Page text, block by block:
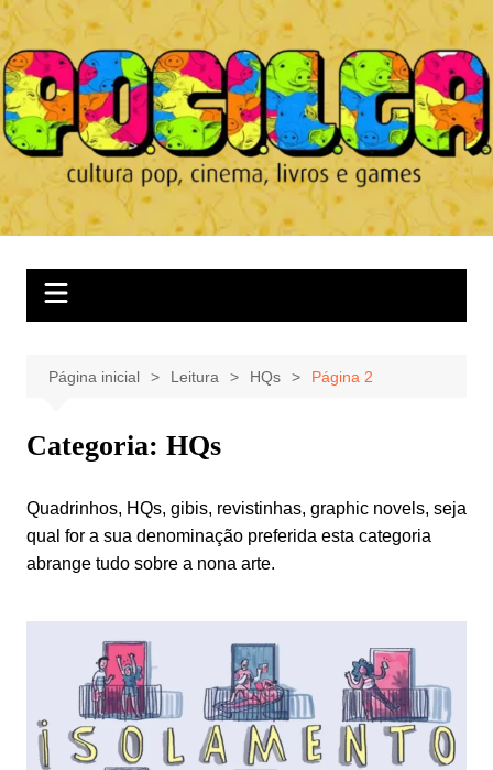
Ir
para
o
conteúdo
Página inicial Leitura HQs Página 2
Categoria: HQs
Quadrinhos, HQs, gibis, revistinhas, graphic novels, seja
qual for a sua denominação preferida esta categoria
abrange tudo sobre a nona arte.